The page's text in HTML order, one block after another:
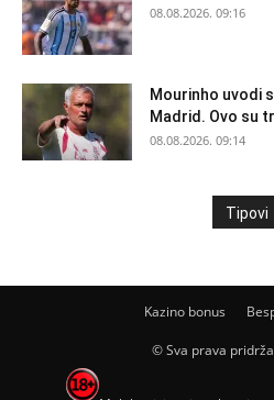
08.08.2026. 09:16
Mourinho uvodi
Madrid. Ovo su
08.08.2026. 09:14
Tipovi
Kazino bonus
© Sva prava